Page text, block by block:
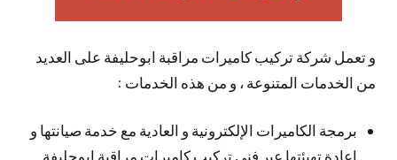
و تعمل شركة تركيب كاميرات مراقبة ابوحليفة على العديد
من الخدمات المتنوعة ، و من هذه الخدمات :
برمجة الكاميرات الإلكترونية و العادية مع خدمة صيانتها و
إعادة تهيئتها عبر فني تركيب كاميرات مراقبة ابوحليفة